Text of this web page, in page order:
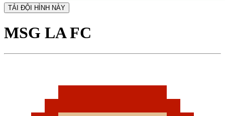
TẢI ĐỘI HÌNH NÀY
MSG LA FC